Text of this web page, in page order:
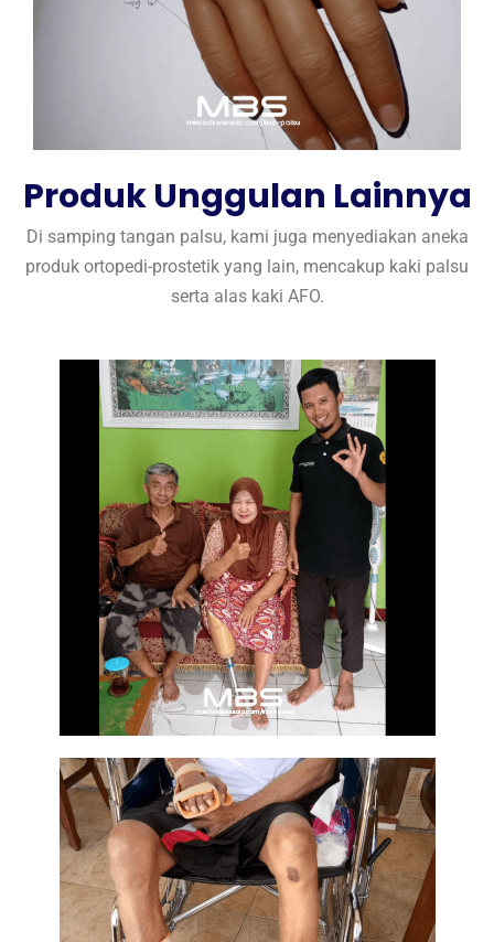
Produk Unggulan Lainnya
Di samping tangan palsu, kami juga menyediakan aneka
produk ortopedi-prostetik yang lain, mencakup kaki palsu
serta alas kaki AFO.